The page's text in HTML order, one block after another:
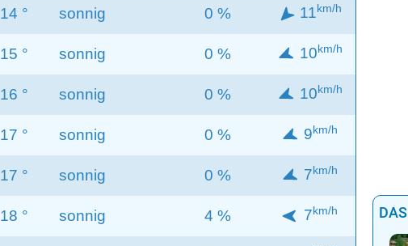
14 ° sonnig 0 % 11km/h
15 ° sonnig 0 % 10km/h
16 ° sonnig 0 % 10km/h
17 ° sonnig 0 % 9km/h
17 ° sonnig 0 % 7km/h
18 ° sonnig 4 % 7km/h